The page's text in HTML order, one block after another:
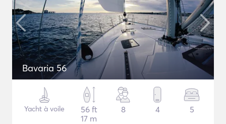
Bavaria 56
Yacht à voile
56 ft
17 m
8 4 5